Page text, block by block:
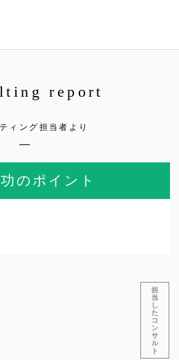
report
ィング担当者より
のポイント
担
当
し
た
コ
ン
サ
ル
ト